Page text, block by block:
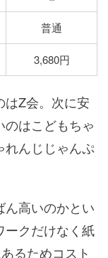
普通
3,680円
はZ会。次に安
はこどもちゃ
れんじじゃんぷ
ん高いのかとい
ークだけなく紙
るためコスト